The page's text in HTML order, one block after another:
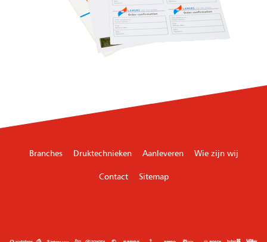
Branches Druktechnieken Aanleveren Wie zijn wij
Contact Sitemap